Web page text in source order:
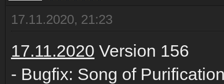
17.11.2020, 21:23
17.11.2020 Version 156
- Bugfix: Song of